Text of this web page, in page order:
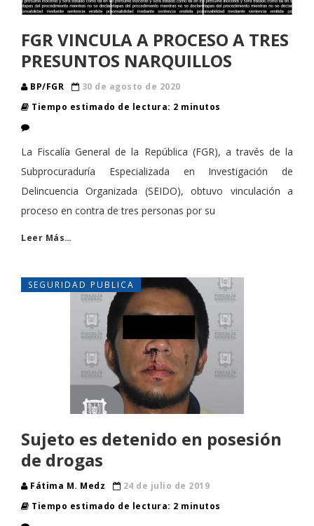
FGR VINCULA A PROCESO A TRES
PRESUNTOS NARQUILLOS
BP/FGR
30 de agosto de 2020
Tiempo estimado de lectura: 2 minutos
La Fiscalía General de la República (FGR), a través de la
Subprocuraduría Especializada en Investigación de
Delincuencia Organizada (SEIDO), obtuvo vinculación a
proceso en contra de tres personas por su
Leer Más…
SEGURIDAD PUBLICA
Sujeto es detenido en posesión
de drogas
Fátima M. Medz
24 de julio de 2019
Tiempo estimado de lectura: 2 minutos